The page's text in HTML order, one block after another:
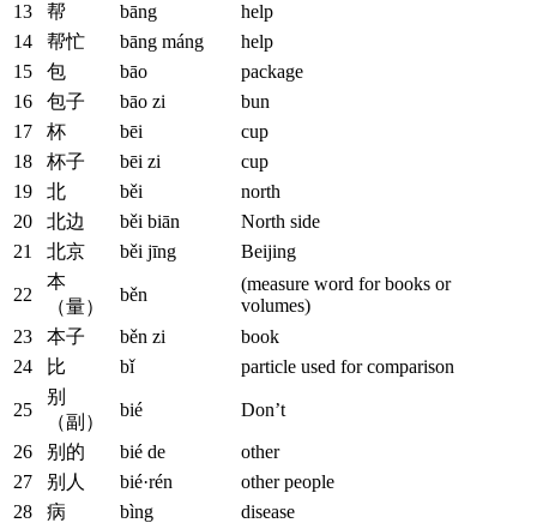
13 帮 bāng
help
14
帮忙 bāng máng
help
15
包 bāo
package
16
包子 bāo zi
bun
17
杯 bēi
cup
18
杯子 bēi zi
cup
19
北 běi
north
20
北边 běi biān
North side
21
北京 běi jīng Beijing
22
本
（量）
běn
(measure word for books or
volumes)
23
本子 běn zi
book
24
比 bǐ particle used for comparison
25
别
（副）
bié Don’t
26 别的 bié de
other
27
别人 bié·rén
other people
28
病 bìng
disease